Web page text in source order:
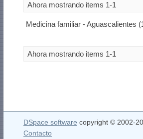
Ahora mostrando items 1-1
Medicina familiar - Aguascalientes
Ahora mostrando items 1-1
DSpace software copyright © 2002-
Contacto